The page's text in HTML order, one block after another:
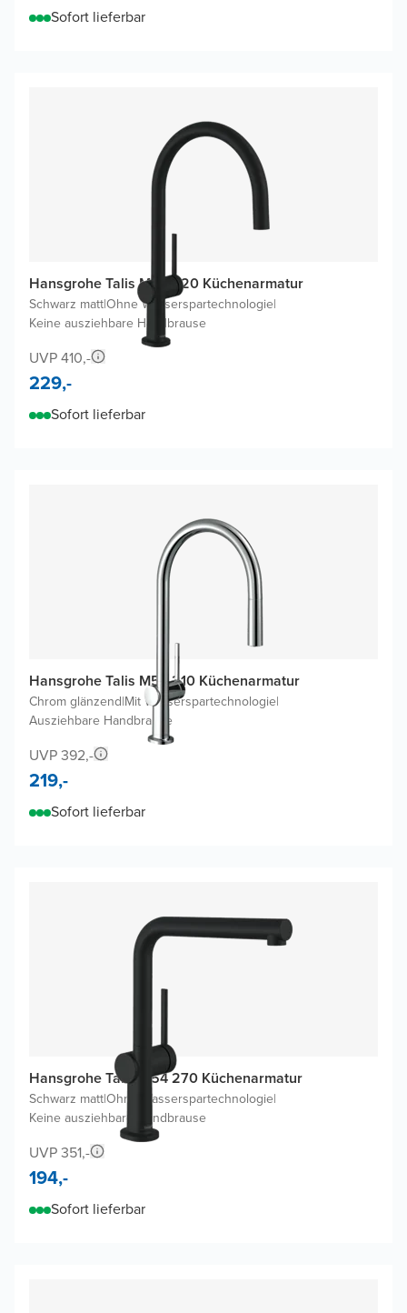
Sofort lieferbar
Hansgrohe Talis M54 220 Küchenarmatur
Schwarz matt|Ohne Wasserspartechnologie|
Keine ausziehbare Handbrause
UVP 410,-
229,-
Sofort lieferbar
Hansgrohe Talis M54 210 Küchenarmatur
Chrom glänzend|Mit Wasserspartechnologie|
Ausziehbare Handbrause
UVP 392,-
219,-
Sofort lieferbar
Hansgrohe Talis M54 270 Küchenarmatur
Schwarz matt|Ohne Wasserspartechnologie|
Keine ausziehbare Handbrause
UVP 351,-
194,-
Sofort lieferbar